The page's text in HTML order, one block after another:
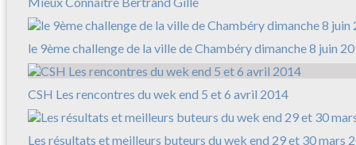
le 9ème challenge de la ville de Chambéry dimanche 8 juin
CSH Les rencontres du wek end 5 et 6 avril 2014
Les résultats et meilleurs buteurs du wek end 29 et 30 mars